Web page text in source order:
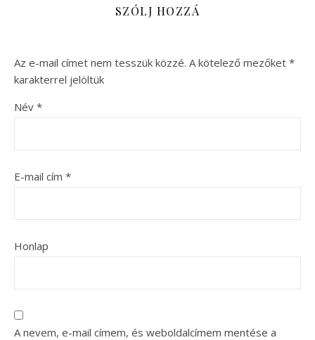
SZÓLJ HOZZÁ
Az e-mail címet nem tesszük közzé. A kötelező mezőket *
karakterrel jelöltük
Név *
E-mail cím *
Honlap
A nevem, e-mail címem, és weboldalcímem mentése a